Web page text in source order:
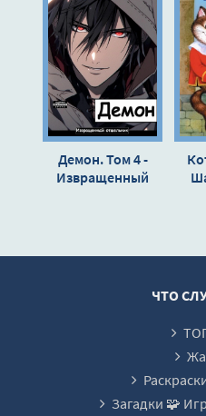
Демон. Том 4 -
Извращенный
ЧТО
Загадки 🧩